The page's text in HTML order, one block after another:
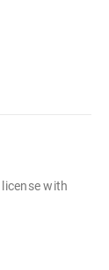
license with